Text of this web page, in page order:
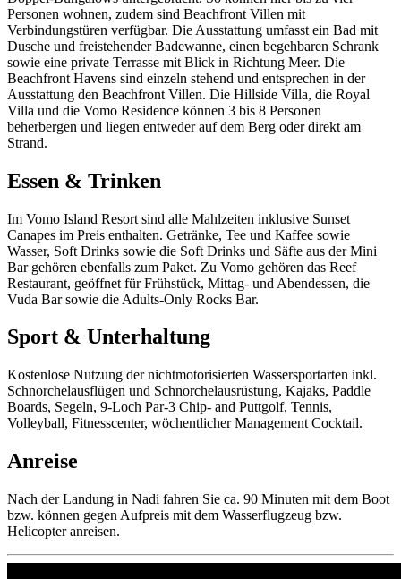
Personen wohnen, zudem sind Beachfront Villen mit
Verbindungstüren verfügbar. Die Ausstattung umfasst ein Bad mit
Dusche und freistehender Badewanne, einen begehbaren Schrank
sowie eine private Terrasse mit Blick in Richtung Meer. Die
Beachfront Havens sind einzeln stehend und entsprechen in der
Ausstattung den Beachfront Villen. Die Hillside Villa, die Royal
Villa und die Vomo Residence können 3 bis 8 Personen
beherbergen und liegen entweder auf dem Berg oder direkt am
Strand.
Essen & Trinken
Im Vomo Island Resort sind alle Mahlzeiten inklusive Sunset
Canapes im Preis enthalten. Getränke, Tee und Kaffee sowie
Wasser, Soft Drinks sowie die Soft Drinks und Säfte aus der Mini
Bar gehören ebenfalls zum Paket. Zu Vomo gehören das Reef
Restaurant, geöffnet für Frühstück, Mittag- und Abendessen, die
Vuda Bar sowie die Adults-Only Rocks Bar.
Sport & Unterhaltung
Kostenlose Nutzung der nichtmotorisierten Wassersportarten inkl.
Schnorchelausflügen und Schnorchelausrüstung, Kajaks, Paddle
Boards, Segeln, 9-Loch Par-3 Chip- and Puttgolf, Tennis,
Volleyball, Fitnesscenter, wöchentlicher Management Cocktail.
Anreise
Nach der Landung in Nadi fahren Sie ca. 90 Minuten mit dem Boot
bzw. können gegen Aufpreis mit dem Wasserflugzeug bzw.
Helicopter anreisen.